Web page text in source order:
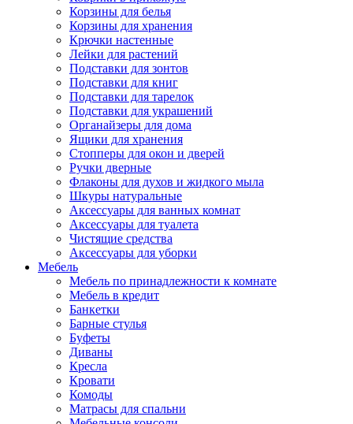
Корзины для белья
Корзины для хранения
Крючки настенные
Лейки для растений
Подставки для зонтов
Подставки для книг
Подставки для тарелок
Подставки для украшений
Органайзеры для дома
Ящики для хранения
Стопперы для окон и дверей
Ручки дверные
Флаконы для духов и жидкого мыла
Шкуры натуральные
Аксессуары для ванных комнат
Аксессуары для туалета
Чистящие средства
Аксессуары для уборки
Мебель
Мебель по принадлежности к комнате
Мебель в кредит
Банкетки
Барные стулья
Буфеты
Диваны
Кресла
Кровати
Комоды
Матрасы для спальни